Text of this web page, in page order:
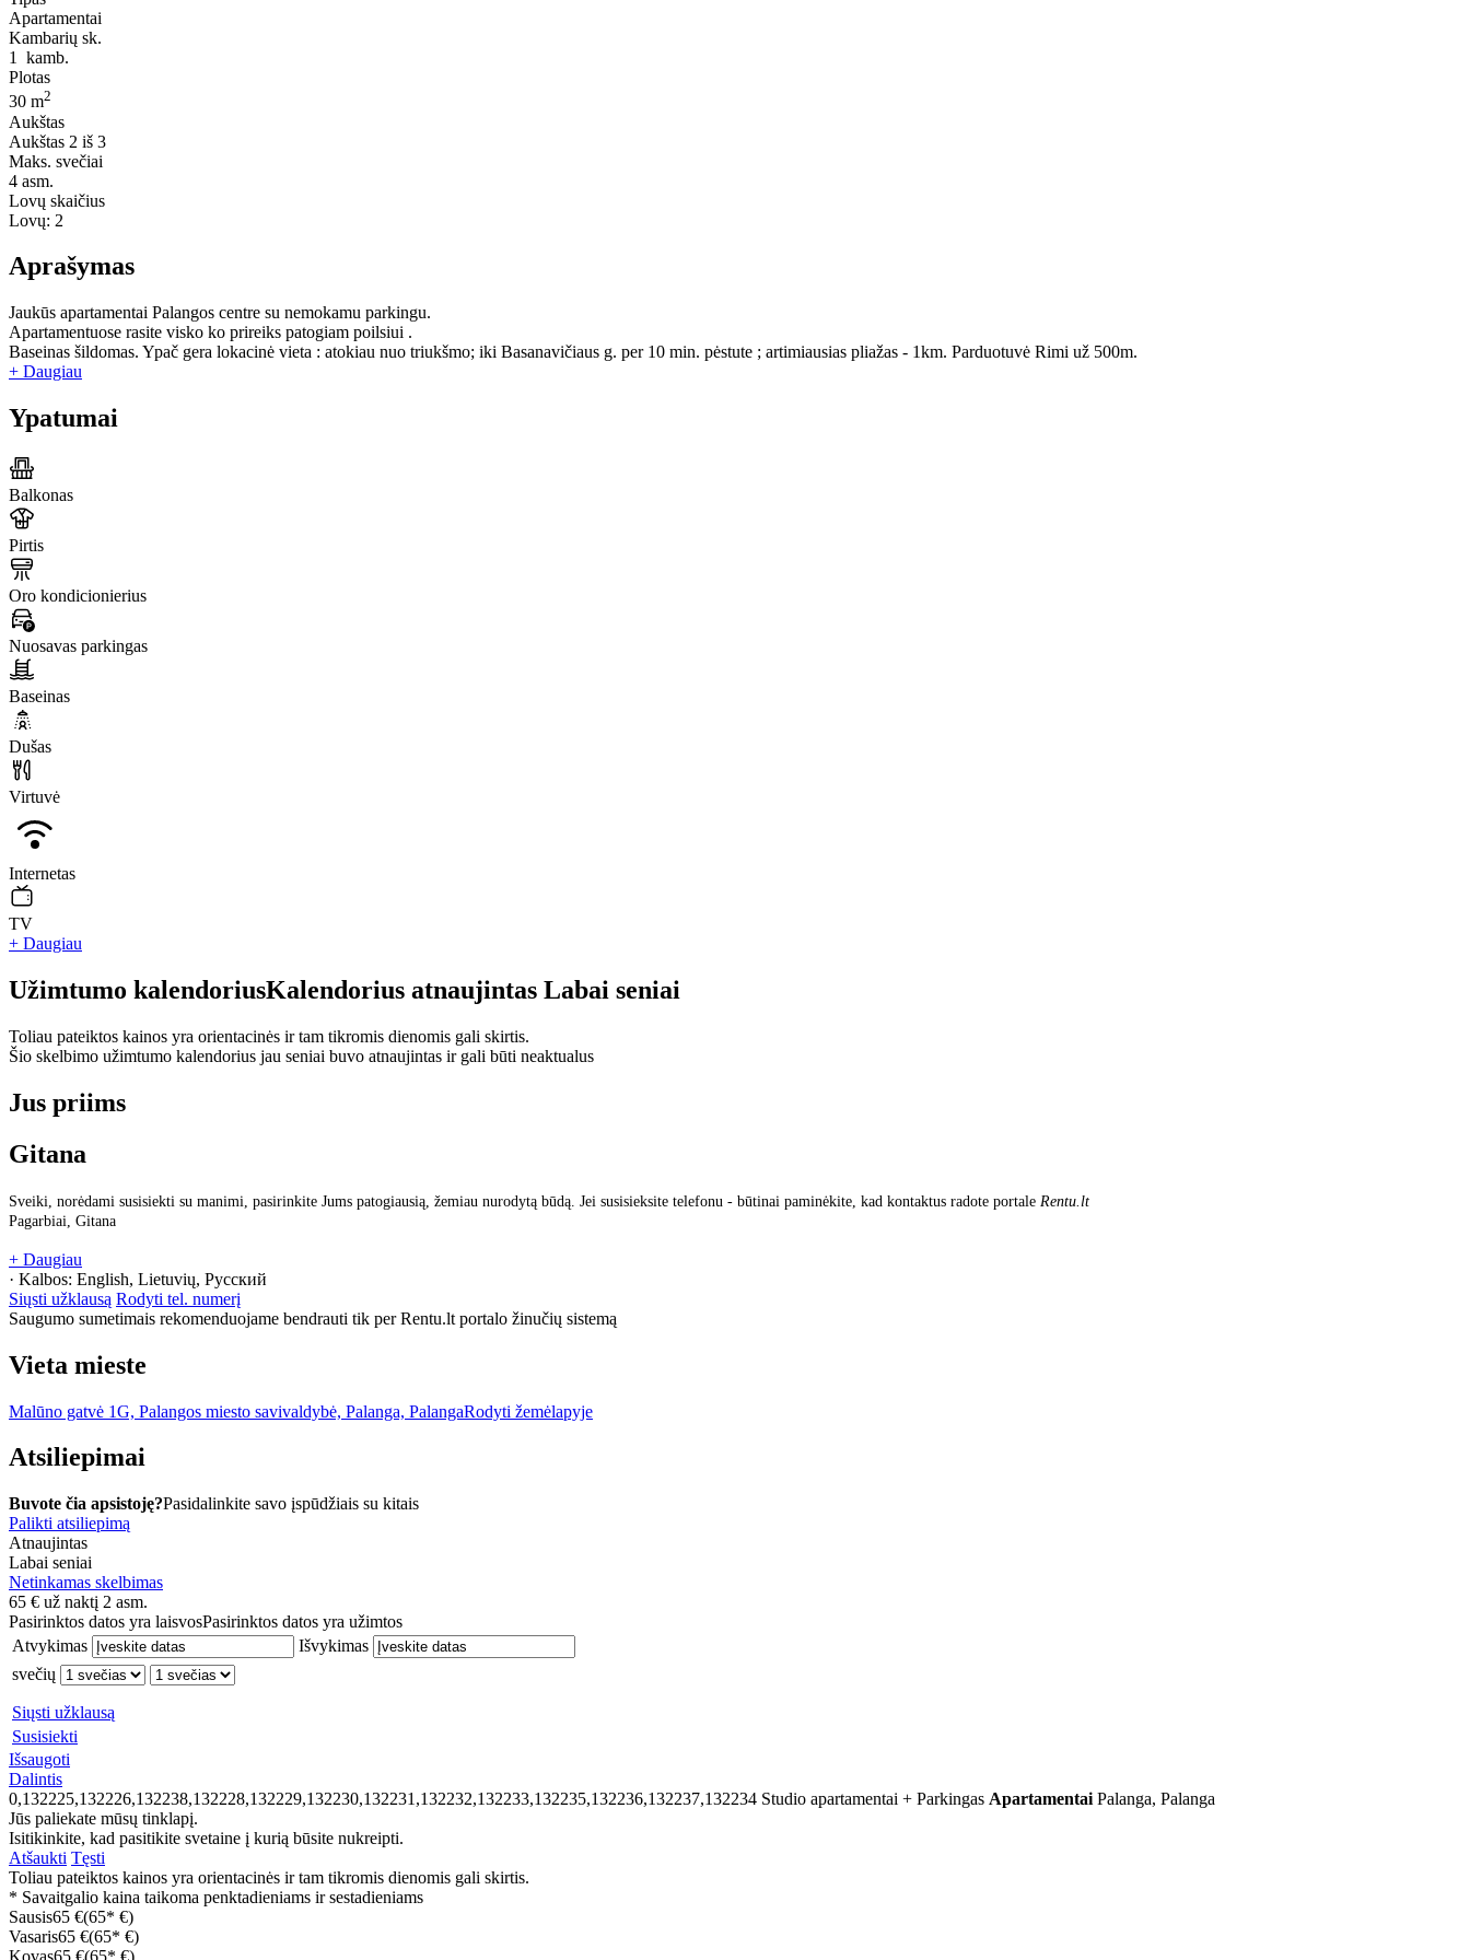
Apartamentai
Kambarių sk.
1
kamb.
Plotas
30 m2
Aukštas
Aukštas 2 iš 3
Maks. svečiai
4 asm.
Lovų skaičius
Lovų: 2
Aprašymas
Jaukūs apartamentai Palangos centre su nemokamu parkingu.
Apartamentuose rasite visko ko prireiks patogiam poilsiui .
Baseinas šildomas. Ypač gera lokacinė vieta : atokiau nuo triukšmo; iki Basanavičiaus g. per 10 min. pėstute ; artimiausias pliažas - 1km. Parduotuvė Rimi už 500m.
+ Daugiau
Ypatumai
Balkonas
Pirtis
Oro kondicionierius
Nuosavas parkingas
Baseinas
Dušas
Virtuvė
Internetas
TV
+ Daugiau
Užimtumo kalendoriusKalendorius atnaujintas Labai seniai
Toliau pateiktos kainos yra orientacinės ir tam tikromis dienomis gali skirtis.
Šio skelbimo užimtumo kalendorius jau seniai buvo atnaujintas ir gali būti neaktualus
Jus priims
Gitana
Sveiki, norėdami susisiekti su manimi, pasirinkite Jums patogiausią, žemiau nurodytą būdą. Jei susisieksite telefonu - būtinai paminėkite, kad kontaktus radote portale Rentu.lt
Pagarbiai, Gitana
+ Daugiau
· Kalbos: English, Lietuvių, Русский
Siųsti užklausą Rodyti tel. numerį
Saugumo sumetimais rekomenduojame bendrauti tik per Rentu.lt portalo žinučių sistemą
Vieta mieste
Malūno gatvė 1G, Palangos miesto savivaldybė, Palanga, PalangaRodyti žemėlapyje
Atsiliepimai
Buvote čia apsistoję?Pasidalinkite savo įspūdžiais su kitais
Palikti atsiliepimą
Atnaujintas
Labai seniai
Netinkamas skelbimas
65 € už naktį 2 asm.
Pasirinktos datos yra laisvosPasirinktos datos yra užimtos
Atvykimas
Išvykimas
svečių
Siųsti užklausą
Susisiekti
Išsaugoti
Dalintis
0,132225,132226,132238,132228,132229,132230,132231,132232,132233,132235,132236,132237,132234 Studio apartamentai + Parkingas Apartamentai Palanga, Palanga
Jūs paliekate mūsų tinklapį.
Isitikinkite, kad pasitikite svetaine į kurią būsite nukreipti.
Atšaukti Tęsti
Toliau pateiktos kainos yra orientacinės ir tam tikromis dienomis gali skirtis.
* Savaitgalio kaina taikoma penktadieniams ir sestadieniams
Sausis65 €(65* €)
Vasaris65 €(65* €)